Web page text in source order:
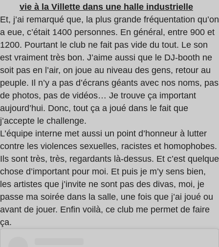
vie à la Villette dans une halle industrielle
Et, j’ai remarqué que, la plus grande fréquentation qu’on
a eue, c’était 1400 personnes. En général, entre 900 et
1200. Pourtant le club ne fait pas vide du tout. Le son
est vraiment très bon. J’aime aussi que le DJ-booth ne
soit pas en l’air, on joue au niveau des gens, retour au
peuple. Il n’y a pas d’écrans géants avec nos noms, pas
de photos, pas de vidéos… Je trouve ça important
aujourd’hui. Donc, tout ça a joué dans le fait que
j’accepte le challenge.
L’équipe interne met aussi un point d’honneur à lutter
contre les violences sexuelles, racistes et homophobes.
Ils sont très, très, regardants là-dessus. Et c’est quelque
chose d’important pour moi. Et puis je m’y sens bien,
les artistes que j’invite ne sont pas des divas, moi, je
passe ma soirée dans la salle, une fois que j’ai joué ou
avant de jouer. Enfin voilà, ce club me permet de faire
ça.